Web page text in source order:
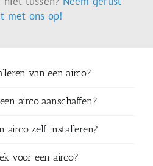
met ons op!
van een airco?
airco aanschaffen?
airco zelf installeren?
voor een airco?